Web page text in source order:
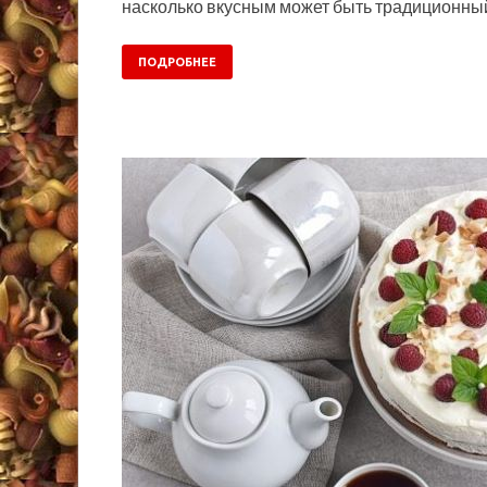
насколько вкусным может быть
ПОДРОБНЕЕ